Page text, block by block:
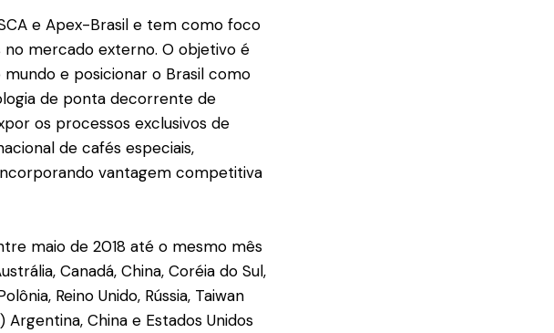
e Apex-Brasil e tem como foco
mercado externo. O objetivo é
e posicionar o Brasil como
de ponta decorrente de
os processos exclusivos de
de cafés especiais,
vantagem competitiva
maio de 2018 até o mesmo mês
Canadá, China, Coréia do Sul,
Reino Unido, Rússia, Taiwan
China e Estados Unidos